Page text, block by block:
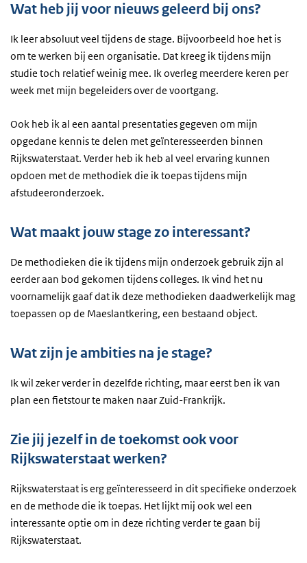
Wat heb jij voor nieuws geleerd bij ons?
Ik leer absoluut veel tijdens de stage. Bijvoorbeeld hoe het is
om te werken bij een organisatie. Dat kreeg ik tijdens mijn
studie toch relatief weinig mee. Ik overleg meerdere keren per
week met mijn begeleiders over de voortgang.
Ook heb ik al een aantal presentaties gegeven om mijn
opgedane kennis te delen met geïnteresseerden binnen
Rijkswaterstaat. Verder heb ik heb al veel ervaring kunnen
opdoen met de methodiek die ik toepas tijdens mijn
afstudeeronderzoek.
Wat maakt jouw stage zo interessant?
De methodieken die ik tijdens mijn onderzoek gebruik zijn al
eerder aan bod gekomen tijdens colleges. Ik vind het nu
voornamelijk gaaf dat ik deze methodieken daadwerkelijk mag
toepassen op de Maeslantkering, een bestaand object.
Wat zijn je ambities na je stage?
Ik wil zeker verder in dezelfde richting, maar eerst ben ik van
plan een fietstour te maken naar Zuid-Frankrijk.
Zie jij jezelf in de toekomst ook voor
Rijkswaterstaat werken?
Rijkswaterstaat is erg geïnteresseerd in dit specifieke onderzoek
en de methode die ik toepas. Het lijkt mij ook wel een
interessante optie om in deze richting verder te gaan bij
Rijkswaterstaat.